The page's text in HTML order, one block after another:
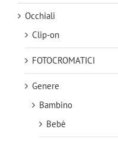
Occhiali
Clip-on
FOTOCROMATICI
Genere
Bambino
Bebè